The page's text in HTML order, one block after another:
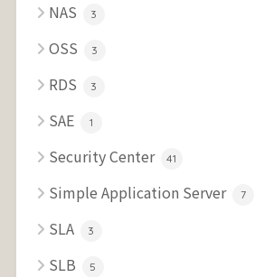
NAS 3
OSS 3
RDS 3
SAE 1
Security Center 41
Simple Application Server 7
SLA 3
SLB 5